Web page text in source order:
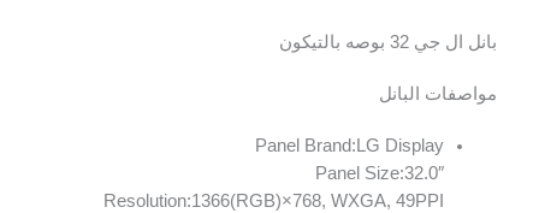
بانل ال جي 32 بوصه بالتيكون
مواصفات البانل
Panel Brand:LG Display
Panel Size:32.0″
Resolution:1366(RGB)×768, WXGA, 49PPI